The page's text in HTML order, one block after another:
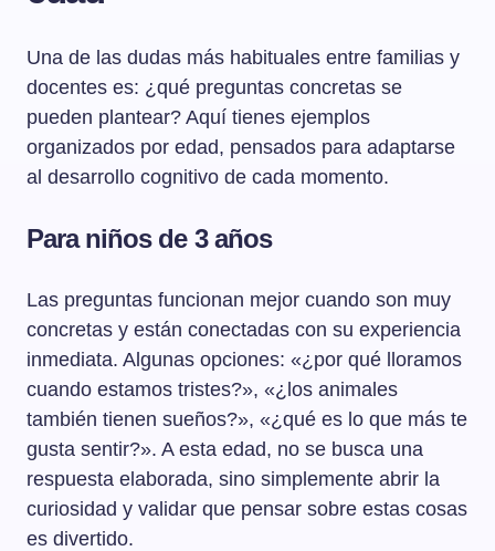
Una de las dudas más habituales entre familias y
docentes es: ¿qué preguntas concretas se
pueden plantear? Aquí tienes ejemplos
organizados por edad, pensados para adaptarse
al desarrollo cognitivo de cada momento.
Para niños de 3 años
Las preguntas funcionan mejor cuando son muy
concretas y están conectadas con su experiencia
inmediata. Algunas opciones: «¿por qué lloramos
cuando estamos tristes?», «¿los animales
también tienen sueños?», «¿qué es lo que más te
gusta sentir?». A esta edad, no se busca una
respuesta elaborada, sino simplemente abrir la
curiosidad y validar que pensar sobre estas cosas
es divertido.